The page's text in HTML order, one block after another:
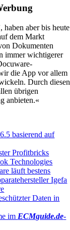
haben aber bis heute
dem Markt
Dokumenten
immer wichtigerer
die App vor allem
Durch diesen
übrigen
anbieten.«
basierend auf
Profitbricks
Technologies
läuft bestens
Igefa
Daten in
im ECMguide.de-